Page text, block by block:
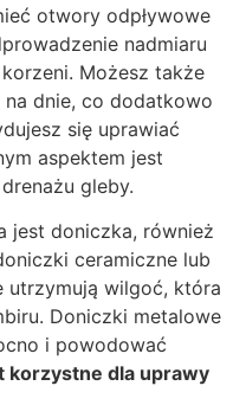
otwory odpływowe
nadmiaru
Możesz także
dnie, co dodatkowo
się uprawiać
aspektem jest
gleby.
jest doniczka, również
ceramiczne lub
utrzymują wilgoć, która
Doniczki metalowe
i powodować
korzystne dla uprawy